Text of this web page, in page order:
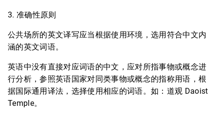
3. 准确性原则
公共场所的英文译写应当根据使用环境，选用符合中文内
涵的英文词语。
英语中没有直接对应词语的中文，应对所指事物或概念进
行分析，参照英语国家对同类事物或概念的指称用语，根
据国际通用译法，选择使用相应的词语。如：道观 Daoist
Temple。